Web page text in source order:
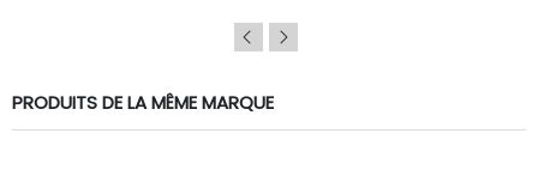
PRODUITS DE LA MÊME MARQUE